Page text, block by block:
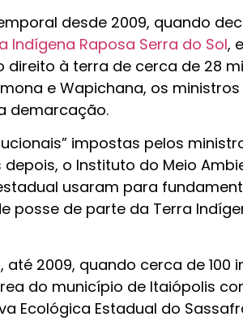
desde 2009, quando
Raposa Serra do Sol,
à terra de cerca de 28
e Wapichana, os
demarcação.
impostas pelos
o Instituto do Meio
usaram para
posse de parte da Terra
2009, quando cerca de 100
do município de Itaiópolis
Ecológica Estadual do